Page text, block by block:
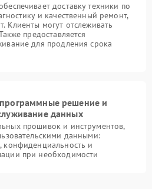
доставку техники по
и качественный ремонт,
Клиенты могут отслеживать
предоставляется
для продления срока
решение и
данных
прошивок и инструментов,
данными:
конфиденциальность и
при необходимости